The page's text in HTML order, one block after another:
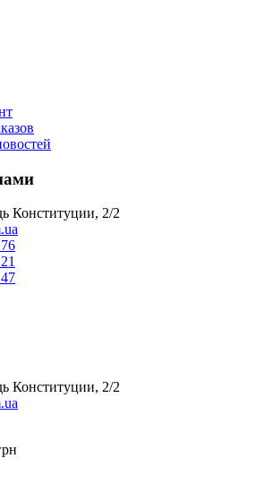
Конституции, 2/2
Конституции, 2/2